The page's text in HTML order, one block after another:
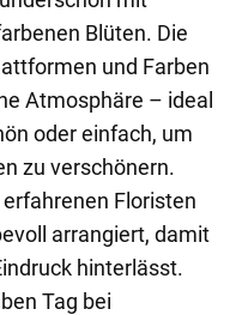
Blüten. Die
und Farben
Atmosphäre – ideal
oder einfach, um
zu verschönern.
Floristen
arrangiert, damit
hinterlässt.
Tag bei